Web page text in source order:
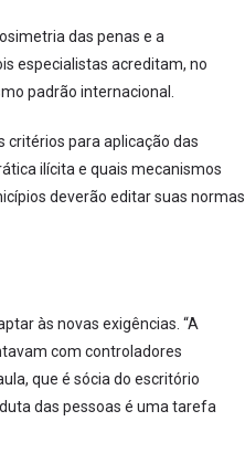
das penas e a
especialistas acreditam, no
padrão internacional.
critérios para aplicação das
ilícita e quais mecanismos
deverão editar suas normas
às novas exigências. “A
com controladores
que é sócia do escritório
das pessoas é uma tarefa